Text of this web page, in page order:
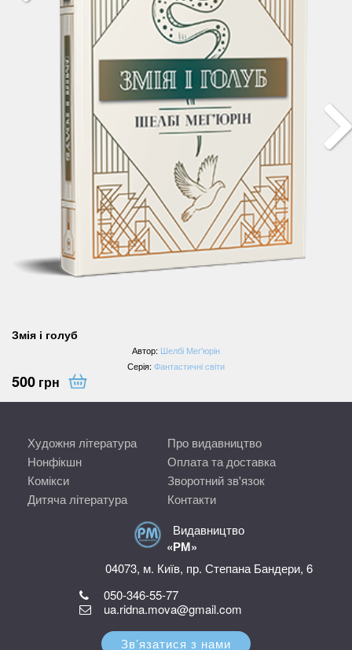
Змія і голуб
Автор: Шелбі Мег'юрін
Серія:Фантастичні світи
500 грн
Художня література
Нонфікшн
Комікси
Дитяча література
Про видавництво
Оплата та доставка
Зворотний зв'язок
Контакти
Видавництво
«РМ»
04073, м. Київ, пр. Степана Бандери, 6
050-346-55-77
ua.ridna.mova@gmail.com
Зв’язатися з нами